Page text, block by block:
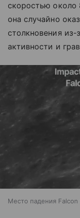
скоростью
она случайно
столкновения из-
активности и
Место падения Falcon